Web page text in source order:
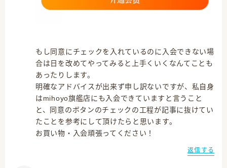
もし同意にチェックを入れているのに入会できない場
合は日を改めてやってみると上手くいくなんてことも
あったりします。
明確なアドバイスが出来ず申し訳ないですが、私自身
はmihoyo旗艦店にも入会できていますと言うこと
と、同意のボタンのチェックの工程が記事に抜けてい
たことを参考にして頂けたらと思います。
お買い物・入会頑張ってください！
返信する